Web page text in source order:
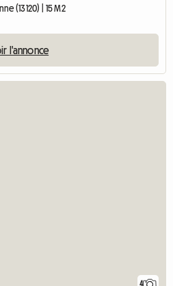
(13120) | 15 M2
l'annonce
4